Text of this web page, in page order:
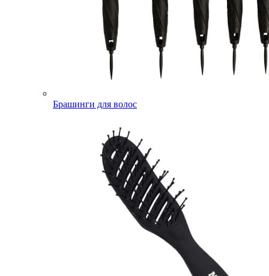
Брашинги для волос